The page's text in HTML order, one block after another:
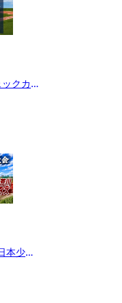
クカッ
本少年